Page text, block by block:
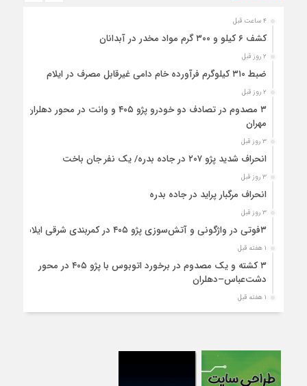
۴ ساعت قبل
کشف ۶ کیلو و ۳۰۰ گرم مواد مخدر در آبدانان
۲ روز قبل
ضبط ۳۱۰ کیلوگرم فرآورده خام دامی غیرقابل مصرف در ایلام
۲ روز قبل
۳ مصدوم در تصادف دو خودرو پژو ۴۰۵ و وانت در محور دهلران-
مهران
۳ روز قبل
انحراف شدید پژو ۲۰۷ در جاده بدره/ یک نفر جان باخت
۳ روز قبل
انحراف مرگبار پراید در جاده بدره
۳ روز قبل
۳فوتی در واژگونی و آتش‌سوزی پژو ۴۰۵ در کمربندی شرقی ایلام
۱ هفته قبل
۳ کشته و یک مصدوم در برخورد اتوبوس با پژو ۴۰۵ در محور
دشت‌عباس–دهلران
۱ هفته قبل
سخنگوی دولت وارد ایلام شد
استقرار ۷۱۴ دستگاه اتوبوس در پایانه برکت مهران برای بازگشت
زائران اربعین+تصاویر
۱ هفته قبل